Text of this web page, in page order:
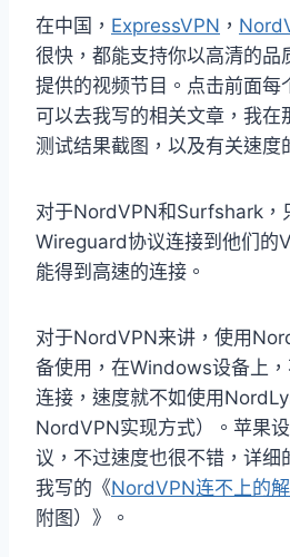
在中国， ExpressVPN ，
很快，都能支持你以高清的品
提供的视频节目。点击前面每
可以去我写的相关文章，我在
测试结果截图，以及有关速度
对于NordVPN和Surfshark，
Wireguard协议连接到他们的
能得到高速的连接。
对于NordVPN来讲，使用
备使用，在Windows设备上
连接，速度就不如使用
NordVPN实现方式）。苹果
议，不过速度也很不错，详细
我写的《NordVPN连不上的
附图）》。